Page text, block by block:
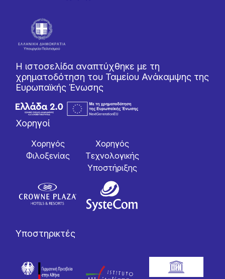
Η ιστοσελίδα αναπτύχθηκε με τη
χρηματοδότηση του Ταμείου Ανάκαμψης της
Ευρωπαϊκής Ένωσης
Χορηγοί
Χορηγός
Φιλοξενίας
Χορηγός
Tεχνολογικής
Yποστήριξης
Υποστηρικτές